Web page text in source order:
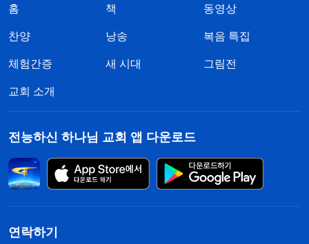
홈 책 동영상
찬양 낭송 복음 특집
체험간증 새 시대 그림전
교회 소개
전능하신 하나님 교회 앱 다운로드
연락하기